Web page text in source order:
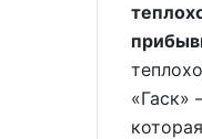
«Гаск»